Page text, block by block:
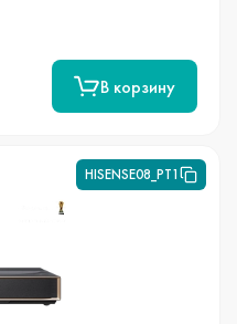
В корзину
HISENSE08_PT1